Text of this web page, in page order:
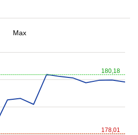
Max
180,18
178,01